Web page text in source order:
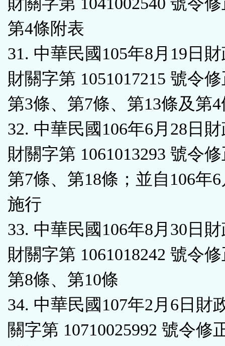
第4條附表
31. 中華民國105年8月19日
財關字第 1051017215 號令
第3條、第7條、第13條及第
32. 中華民國106年6月28日
財關字第 1061013293 號令
第7條、第18條；並自106年
施行
33. 中華民國106年8月30日
財關字第 1061018242 號令
第8條、第10條
34. 中華民國107年2月6日財
關字第 10710025992 號令修